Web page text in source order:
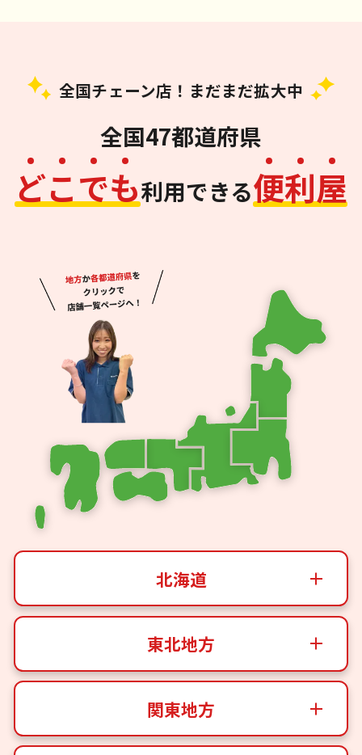
全国チェーン店！まだまだ拡大中
全国47都道府県
どこでも利用できる便利屋
北海道
東北地方
関東地方